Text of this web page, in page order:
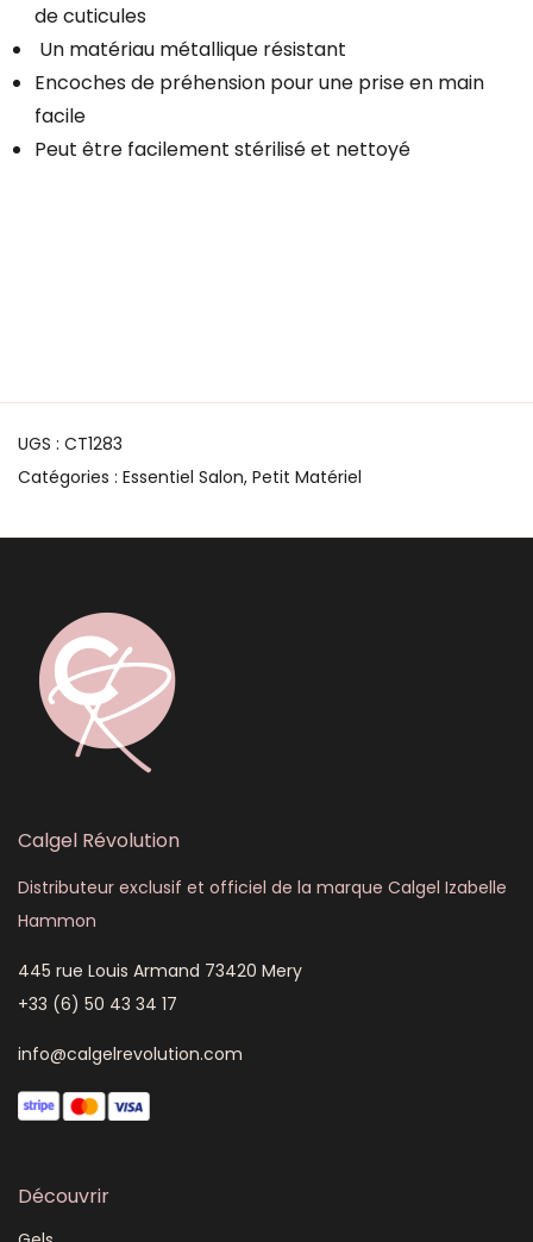
de cuticules
Un matériau métallique résistant
Encoches de préhension pour une prise en main
facile
Peut être facilement stérilisé et nettoyé
UGS : CT1283
Catégories : Essentiel Salon, Petit Matériel
Calgel Révolution
Distributeur exclusif et officiel de la marque Calgel Izabelle
Hammon
445 rue Louis Armand 73420 Mery
+33 (6) 50 43 34 17
info@calgelrevolution.com
Découvrir